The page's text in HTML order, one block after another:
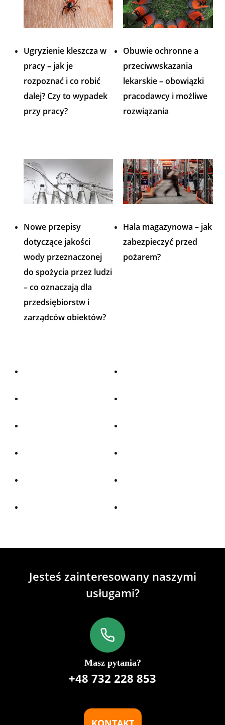
Ugryzienie kleszcza w
pracy – jak je
rozpoznać i co robić
dalej? Czy to wypadek
przy pracy?
Obuwie ochronne a
przeciwwskazania
lekarskie – obowiązki
pracodawcy i możliwe
rozwiązania
Nowe przepisy
dotyczące jakości
wody przeznaczonej
do spożycia przez ludzi
– co oznaczają dla
przedsiębiorstw i
zarządców obiektów?
Hala magazynowa – jak
zabezpieczyć przed
pożarem?
Jesteś zainteresowany naszymi
usługami?
Masz pytania?
+48 732 228 853